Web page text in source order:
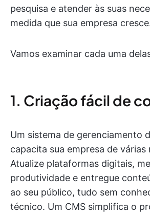
pesquisa e atender às suas
medida que sua empresa
Vamos examinar cada uma
1. Criação fácil de
Um sistema de gerenciamento
capacita sua empresa de várias
Atualize plataformas digitais,
produtividade e entregue
ao seu público, tudo sem
técnico. Um CMS simplifica o